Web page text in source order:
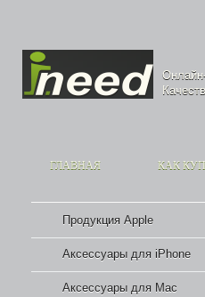
ГЛАВНАЯ КАК
Продукция Apple
Аксессуары для iPhone
Аксессуары для Mac